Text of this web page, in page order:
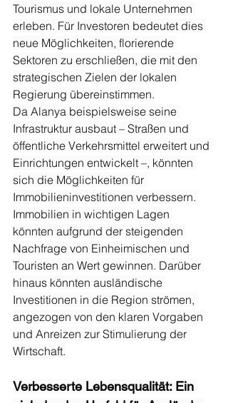
Tourismus und lokale Unternehmen
erleben. Für Investoren bedeutet dies
neue Möglichkeiten, florierende
Sektoren zu erschließen, die mit den
strategischen Zielen der lokalen
Regierung übereinstimmen.
Da Alanya beispielsweise seine
Infrastruktur ausbaut – Straßen und
öffentliche Verkehrsmittel erweitert und
Einrichtungen entwickelt –, könnten
sich die Möglichkeiten für
Immobilieninvestitionen verbessern.
Immobilien in wichtigen Lagen
könnten aufgrund der steigenden
Nachfrage von Einheimischen und
Touristen an Wert gewinnen. Darüber
hinaus könnten ausländische
Investitionen in die Region strömen,
angezogen von den klaren Vorgaben
und Anreizen zur Stimulierung der
Wirtschaft.
Verbesserte Lebensqualität: Ein